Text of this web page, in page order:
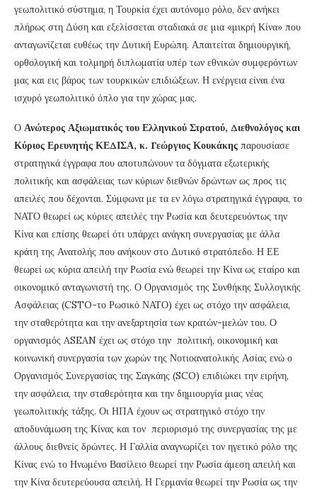
γεωπολιτικό σύστημα, η Τουρκία έχει αυτόνομο ρόλο, δεν ανήκει
πλήρως στη Δύση και εξελίσσεται σταδιακά σε μια «μικρή Κίνα» που
ανταγωνίζεται ευθέως την Δυτική Ευρώπη. Απαιτείται δημιουργική,
ορθολογική και τολμηρή διπλωματία υπέρ των εθνικών συμφερόντων
μας και εις βάρος των τουρκικών επιδιώξεων. Η ενέργεια είναι ένα
ισχυρό γεωπολιτικό όπλο για την χώρας μας.
Ο Ανώτερος Αξιωματικός του Ελληνικού Στρατού, Διεθνολόγος και
Κύριος Ερευνητής ΚΕΔΙΣΑ, κ. Γεώργιος Κουκάκης παρουσίασε
στρατηγικά έγγραφα που αποτυπώνουν τα δόγματα εξωτερικής
πολιτικής και ασφάλειας των κύριων διεθνών δρώντων ως προς τις
απειλές που δέχονται. Σύμφωνα με τα εν λόγω στρατηγικά έγγραφα, το
ΝΑΤΟ θεωρεί ως κύριες απειλές την Ρωσία και δευτερευόντως την
Κίνα και επίσης θεωρεί ότι υπάρχει ανάγκη συνεργασίας με άλλα
κράτη της Ανατολής που ανήκουν στο Δυτικό στρατόπεδο. Η ΕΕ
θεωρεί ως κύρια απειλή την Ρωσία ενώ θεωρεί την Κίνα ως εταίρο και
οικονομικό ανταγωνιστή της. Ο Οργανισμός της Συνθήκης Συλλογικής
Ασφάλειας (CSTO-το Ρωσικό ΝΑΤΟ) έχει ως στόχο την ασφάλεια,
την σταθερότητα και την ανεξαρτησία των κρατών-μελών του. Ο
οργανισμός ASEAN έχει ως στόχο την πολιτική, οικονομική και
κοινωνική συνεργασία των χωρών της Νοτιοανατολικής Ασίας ενώ ο
Οργανισμός Συνεργασίας της Σαγκάης (SCO) επιδιώκει την ειρήνη,
την ασφάλεια, την σταθερότητα και την δημιουργία μιας νέας
γεωπολιτικής τάξης. Οι ΗΠΑ έχουν ως στρατηγικό στόχο την
αποδυνάμωση της Κίνας και τον περιορισμό της συνεργασίας της με
άλλους διεθνείς δρώντες. Η Γαλλία αναγνωρίζει τον ηγετικό ρόλο της
Κίνας ενώ το Ηνωμένο Βασίλειο θεωρεί την Ρωσία άμεση απειλή και
την Κίνα δευτερεύουσα απειλή. Η Γερμανία θεωρεί την Ρωσία ως την